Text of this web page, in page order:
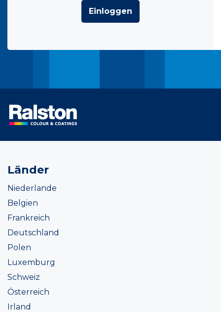
Einloggen
Länder
Niederlande
Belgien
Frankreich
Deutschland
Polen
Luxemburg
Schweiz
Österreich
Irland